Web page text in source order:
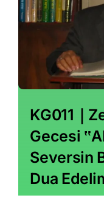
KG011｜
Gecesi
Seversin
Dua